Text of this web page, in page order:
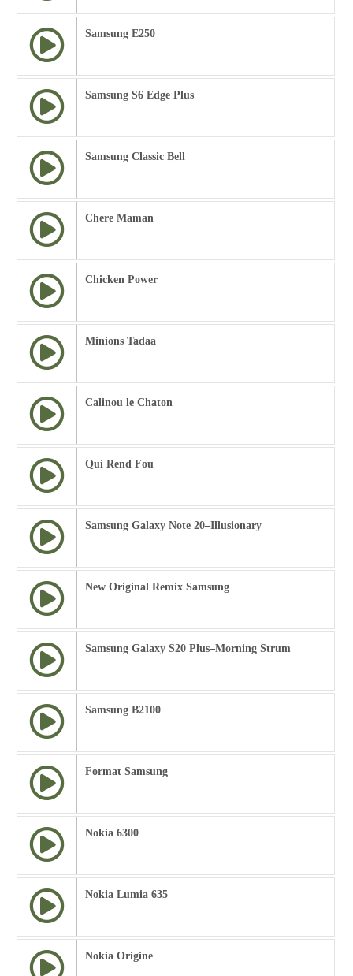
Samsung E250
Samsung S6 Edge Plus
Samsung Classic Bell
Chere Maman
Chicken Power
Minions Tadaa
Calinou le Chaton
Qui Rend Fou
Samsung Galaxy Note 20–Illusionary
New Original Remix Samsung
Samsung Galaxy S20 Plus–Morning Strum
Samsung B2100
Format Samsung
Nokia 6300
Nokia Lumia 635
Nokia Origine